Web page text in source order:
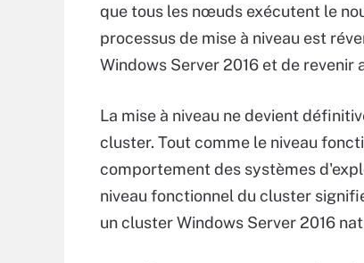
que tous les nœuds exécutent le
processus de mise à niveau est
Windows Server 2016 et de
La mise à niveau ne devient
cluster. Tout comme le niveau
comportement des systèmes
niveau fonctionnel du cluster
un cluster Windows Server 2016